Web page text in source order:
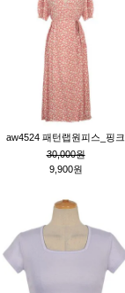
aw4524 패턴랩원피스_핑크
30,000원
9,900원